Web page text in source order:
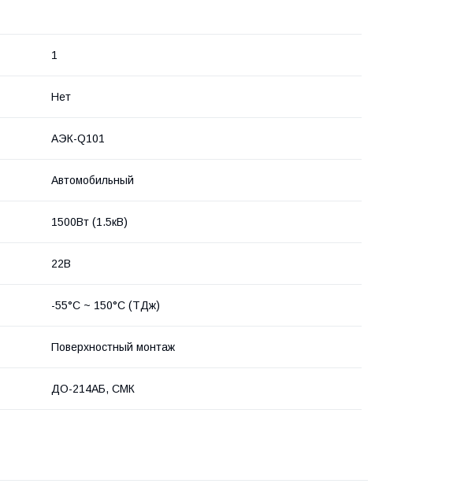
1
Нет
АЭК-Q101
Автомобильный
1500Вт (1.5кВ)
22В
-55°C ~ 150°C (ТДж)
Поверхностный монтаж
ДО-214АБ, СМК